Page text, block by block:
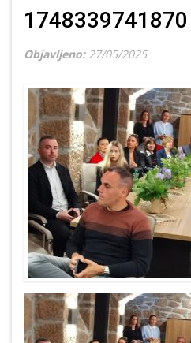
1748339741870
Objavljeno: 27/05/2025